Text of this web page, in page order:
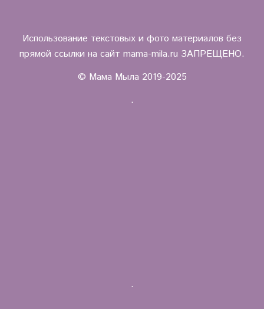
Использование текстовых и фото материалов без
прямой ссылки на сайт mama-mila.ru ЗАПРЕЩЕНО.
© Мама Мыла 2019-2025
.
.